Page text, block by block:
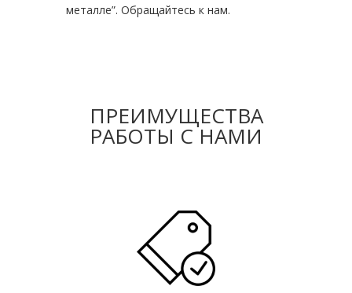
металле”. Обращайтесь к нам.
ПРЕИМУЩЕСТВА
РАБОТЫ С НАМИ